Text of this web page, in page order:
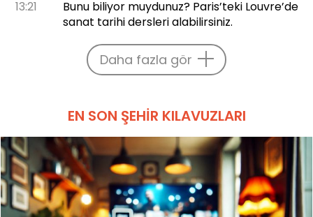
13:21
Bunu biliyor muydunuz? Paris’teki Louvre’de
sanat tarihi dersleri alabilirsiniz.
Daha fazla gör
EN SON ŞEHIR KILAVUZLARI